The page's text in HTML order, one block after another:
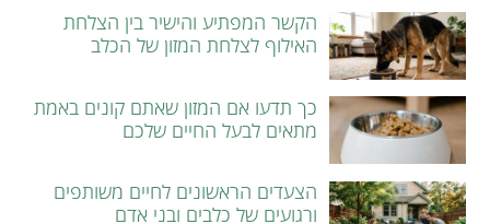
הקשר המפתיע והישיר בין הצלחת
האילוף לצלחת המזון של הכלב
כך תדעו אם המזון שאתם קונים באמת
מתאים לבעל החיים שלכם
הצעדים הראשונים לחיים משותפים
ורגועים של כלבים ובני אדם